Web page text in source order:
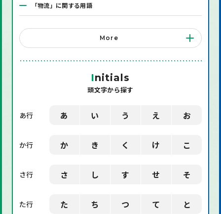
「物流」に関する用語
「システム」に関する用語
「店舗備品」に関する用語
「環境」に関する用語
「業界用語」に関する用語
More
Initials
頭文字から探す
あ行 あ い う え お
か行 か き く け こ
さ行 さ し す せ そ
た行 た ち つ て と